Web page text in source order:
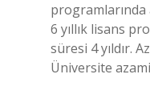
programlarında
6 yıllık lisans
süresi 4 yıldır.
Üniversite